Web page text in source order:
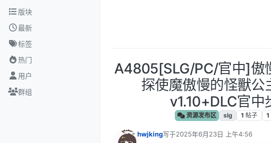
跳转至内容
版块
最新
标签
热门
用户
群组
A4805[SLG/PC/官中]傲
探使魔傲慢的怪獸公
v1.10+DLC官中
资源发布区 slg 1 帖子 1
hwjking写于2025年6月23日 上午4:56
最后由 编辑